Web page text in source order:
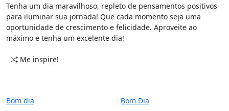
Tenha um dia maravilhoso, repleto de pensamentos positivos
para iluminar sua jornada! Que cada momento seja uma
oportunidade de crescimento e felicidade. Aproveite ao
máximo e tenha um excelente dia!
Me inspire!
Bom dia
Bom Dia